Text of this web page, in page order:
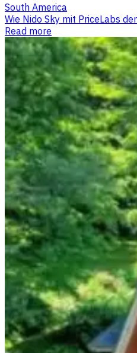
South America
Wie Nido Sky mit PriceLabs
Read more